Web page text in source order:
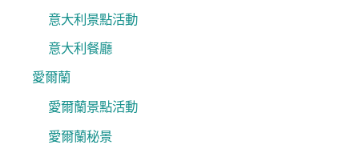
意大利景點活動
意大利餐廳
愛爾蘭
愛爾蘭景點活動
愛爾蘭秘景